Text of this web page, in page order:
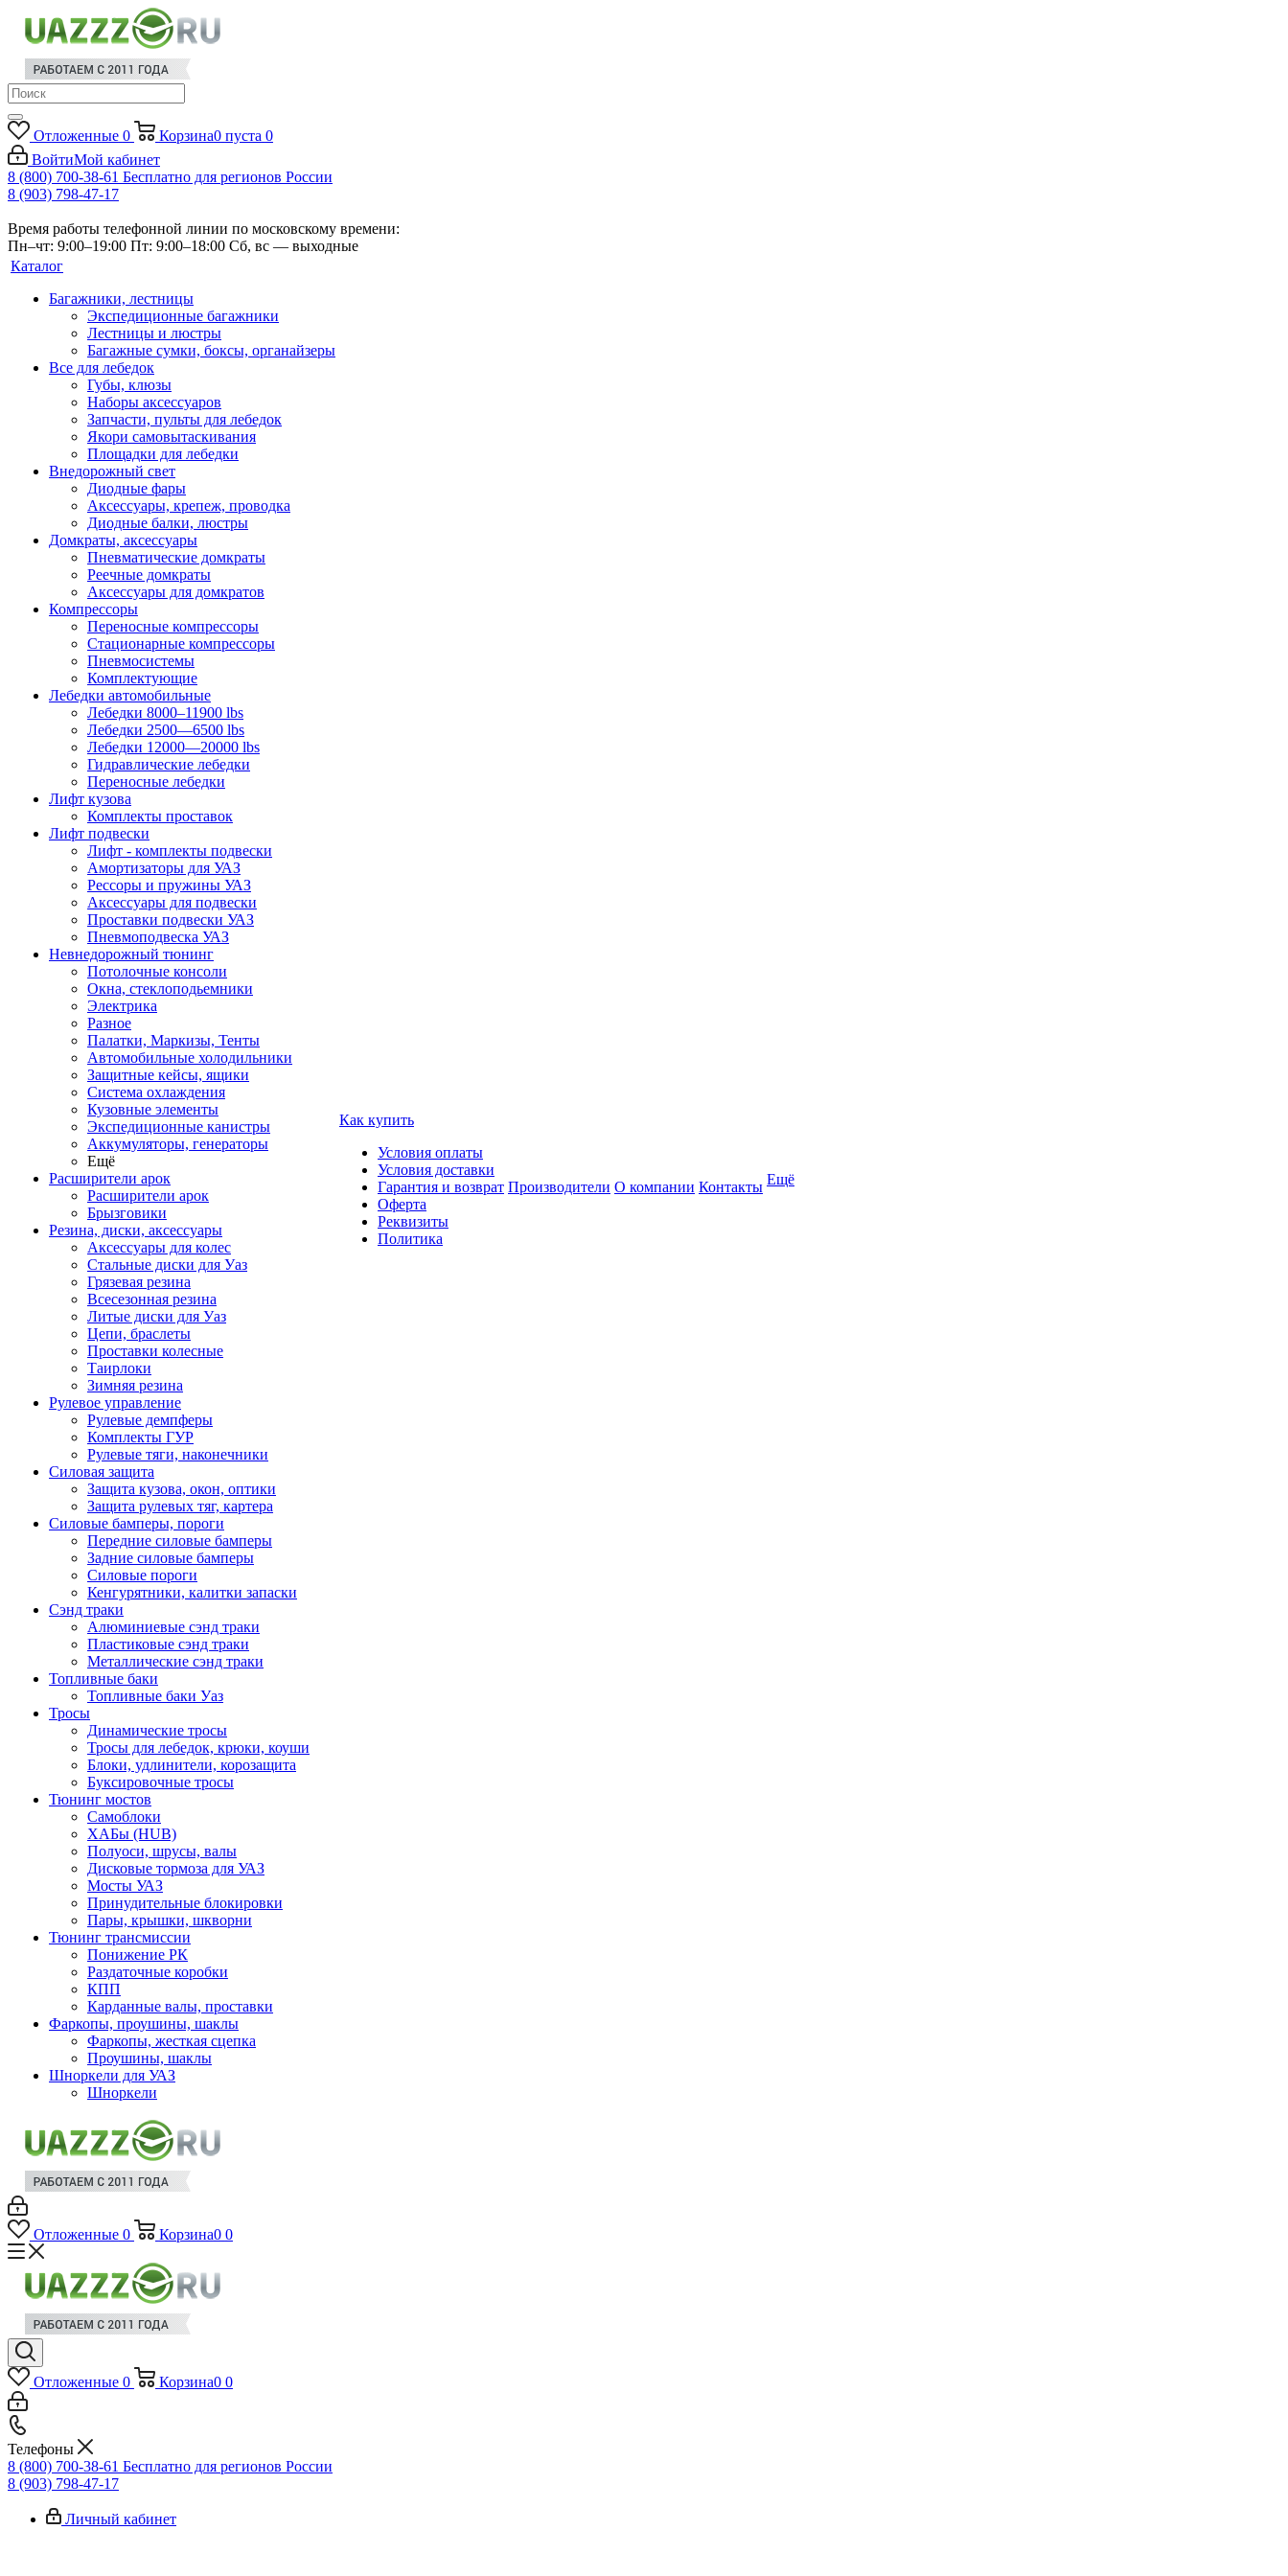
Отложенные 0 Корзина0 пуста 0
ВойтиМой кабинет
8 (800) 700-38-61 Бесплатно для регионов России
8 (903) 798-47-17
Время работы телефонной линии по московскому времени:
Пн–чт: 9:00–19:00 Пт: 9:00–18:00 Сб, вс — выходные
Каталог
Багажники, лестницы
Экспедиционные багажники
Лестницы и люстры
Багажные сумки, боксы, органайзеры
Все для лебедок
Губы, клюзы
Наборы аксессуаров
Запчасти, пульты для лебедок
Якори самовытаскивания
Площадки для лебедки
Внедорожный свет
Диодные фары
Аксессуары, крепеж, проводка
Диодные балки, люстры
Домкраты, аксессуары
Пневматические домкраты
Реечные домкраты
Аксессуары для домкратов
Компрессоры
Переносные компрессоры
Стационарные компрессоры
Пневмосистемы
Комплектующие
Лебедки автомобильные
Лебедки 8000–11900 lbs
Лебедки 2500—6500 lbs
Лебедки 12000—20000 lbs
Гидравлические лебедки
Переносные лебедки
Лифт кузова
Комплекты проставок
Лифт подвески
Лифт - комплекты подвески
Амортизаторы для УАЗ
Рессоры и пружины УАЗ
Аксессуары для подвески
Проставки подвески УАЗ
Пневмоподвеска УАЗ
Невнедорожный тюнинг
Потолочные консоли
Окна, стеклоподьемники
Электрика
Разное
Палатки, Маркизы, Тенты
Автомобильные холодильники
Защитные кейсы, ящики
Система охлаждения
Кузовные элементы
Экспедиционные канистры
Аккумуляторы, генераторы
Ещё
Расширители арок
Расширители арок
Брызговики
Резина, диски, аксессуары
Аксессуары для колес
Стальные диски для Уаз
Грязевая резина
Всесезонная резина
Литые диски для Уаз
Цепи, браслеты
Проставки колесные
Таирлоки
Зимняя резина
Рулевое управление
Рулевые демпферы
Комплекты ГУР
Рулевые тяги, наконечники
Силовая защита
Защита кузова, окон, оптики
Защита рулевых тяг, картера
Силовые бамперы, пороги
Передние силовые бамперы
Задние силовые бамперы
Силовые пороги
Кенгурятники, калитки запаски
Сэнд траки
Алюминиевые сэнд траки
Пластиковые сэнд траки
Металлические сэнд траки
Топливные баки
Топливные баки Уаз
Тросы
Динамические тросы
Тросы для лебедок, крюки, коуши
Блоки, удлинители, корозащита
Буксировочные тросы
Тюнинг мостов
Самоблоки
ХАБы (HUB)
Полуоси, шрусы, валы
Дисковые тормоза для УАЗ
Мосты УАЗ
Принудительные блокировки
Пары, крышки, шкворни
Тюнинг трансмиссии
Понижение РК
Раздаточные коробки
КПП
Карданные валы, проставки
Фаркопы, проушины, шаклы
Фаркопы, жесткая сцепка
Проушины, шаклы
Шноркели для УАЗ
Шноркели
Как купить
Условия оплаты
Условия доставки
Гарантия и возврат
Оферта
Реквизиты
Политика
Производители О компании Контакты Ещё
Отложенные 0 Корзина0 0
Отложенные 0 Корзина0 0
Телефоны
8 (800) 700-38-61 Бесплатно для регионов России
8 (903) 798-47-17
Личный кабинет